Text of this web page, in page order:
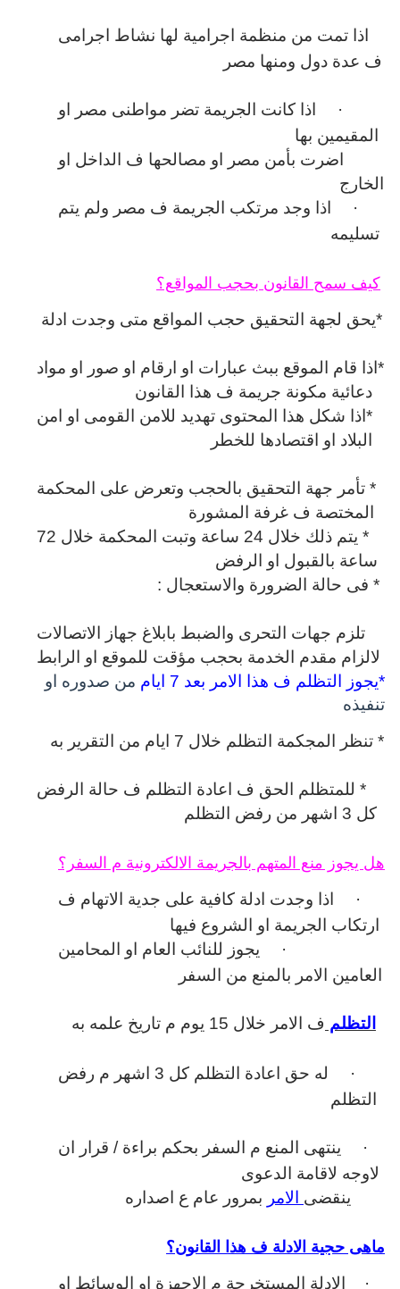
اذا تمت من منظمة اجرامية لها نشاط اجرامى
ف عدة دول ومنها مصر
·
اذا كانت الجريمة تضر مواطنى مصر او
المقيمين بها
اضرت بأمن مصر او مصالحها ف الداخل او
الخارج
·
اذا وجد مرتكب الجريمة ف مصر ولم يتم
تسليمه
كيف سمح القانون بحجب المواقع؟
*يحق لجهة التحقيق حجب المواقع متى وجدت ادلة
*اذا قام الموقع ببث عبارات او ارقام او صور او مواد
دعائية مكونة جريمة ف هذا القانون
*اذا شكل هذا المحتوى تهديد للامن القومى او امن
البلاد او اقتصادها للخطر
* تأمر جهة التحقيق بالحجب وتعرض على المحكمة
المختصة ف غرفة المشورة
* يتم ذلك خلال 24 ساعة وتبت المحكمة خلال 72
ساعة بالقبول او الرفض
* فى حالة الضرورة والاستعجال :
تلزم جهات التحرى والضبط بابلاغ جهاز الاتصالات
لالزام مقدم الخدمة بحجب مؤقت للموقع او الرابط
*يجوز التظلم ف هذا الامر بعد 7 ايام
من صدوره او
تنفيذه
* تنظر المجكمة التظلم خلال 7 ايام من التقرير به
* للمتظلم الحق ف اعادة التظلم ف حالة الرفض
كل 3 اشهر من رفض التظلم
هل يجوز منع المتهم بالجريمة الالكترونية م السفر؟
·
اذا وجدت ادلة كافية على جدية الاتهام ف
ارتكاب الجريمة او الشروع فيها
·
يجوز للنائب العام او المحامين
العامين الامر بالمنع من السفر
التظلم ف الامر خلال 15 يوم م تاريخ علمه به
·
له حق اعادة التظلم كل 3 اشهر م رفض
التظلم
·
ينتهى المنع م السفر بحكم براءة / قرار ان
لاوجه لاقامة الدعوى
ينقضى الامر بمرور عام ع اصداره
ماهى حجية الادلة ف هذا القانون؟
· الادلة المستخرجة م الاجهزة او الوسائط او